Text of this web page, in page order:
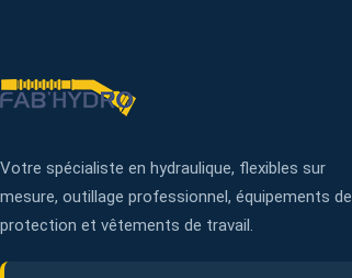
Votre spécialiste en hydraulique, flexibles sur
mesure, outillage professionnel, équipements de
protection et vêtements de travail.